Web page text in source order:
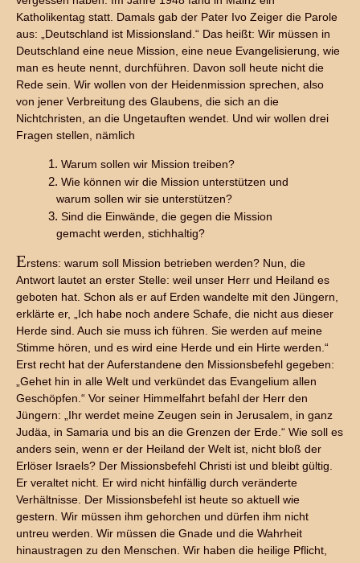
Katholikentag statt. Damals gab der Pater Ivo Zeiger die Parole
aus: „Deutschland ist Missionsland.“ Das heißt: Wir müssen in
Deutschland eine neue Mission, eine neue Evangelisierung, wie
man es heute nennt, durchführen. Davon soll heute nicht die
Rede sein. Wir wollen von der Heidenmission sprechen, also
von jener Verbreitung des Glaubens, die sich an die
Nichtchristen, an die Ungetauften wendet. Und wir wollen drei
Fragen stellen, nämlich
1. Warum sollen wir Mission treiben?
2. Wie können wir die Mission unterstützen und
warum sollen wir sie unterstützen?
3. Sind die Einwände, die gegen die Mission
gemacht werden, stichhaltig?
Erstens: warum soll Mission betrieben werden? Nun, die
Antwort lautet an erster Stelle: weil unser Herr und Heiland es
geboten hat. Schon als er auf Erden wandelte mit den Jüngern,
erklärte er, „Ich habe noch andere Schafe, die nicht aus dieser
Herde sind. Auch sie muss ich führen. Sie werden auf meine
Stimme hören, und es wird eine Herde und ein Hirte werden.“
Erst recht hat der Auferstandene den Missionsbefehl gegeben:
„Gehet hin in alle Welt und verkündet das Evangelium allen
Geschöpfen.“ Vor seiner Himmelfahrt befahl der Herr den
Jüngern: „Ihr werdet meine Zeugen sein in Jerusalem, in ganz
Judäa, in Samaria und bis an die Grenzen der Erde.“ Wie soll es
anders sein, wenn er der Heiland der Welt ist, nicht bloß der
Erlöser Israels? Der Missionsbefehl Christi ist und bleibt gültig.
Er veraltet nicht. Er wird nicht hinfällig durch veränderte
Verhältnisse. Der Missionsbefehl ist heute so aktuell wie
gestern. Wir müssen ihm gehorchen und dürfen ihm nicht
untreu werden. Wir müssen die Gnade und die Wahrheit
hinaustragen zu den Menschen. Wir haben die heilige Pflicht,